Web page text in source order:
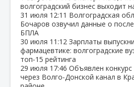
волгоградский бизнес выходит
31 июля 12:11 Волгоградская
Бочаров озвучил данные о
БПЛА
30 июля 11:12 Зарплаты
фармацевтике: волгоградские
топ‑15 рейтинга
29 июля 17:46 Объявлен
через Волго‑Донской канал в